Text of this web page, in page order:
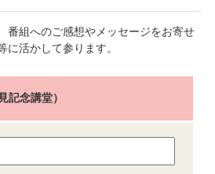
番組へのご感想やメッセージをお寄せ
活かして参ります。
記念講堂）